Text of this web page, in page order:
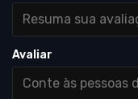
Avaliar